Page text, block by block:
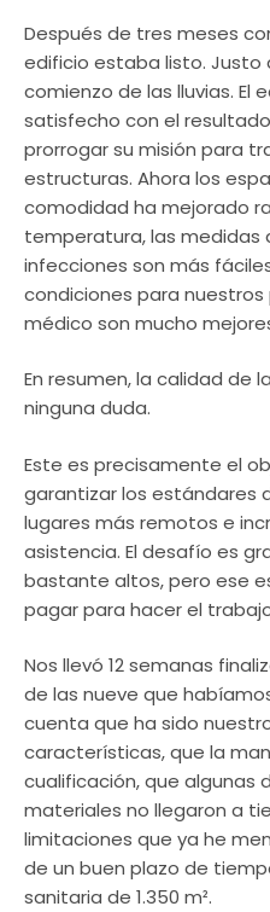
Después de tres meses
edificio estaba listo.
comienzo de las lluvias. El
satisfecho con el
prorrogar su misión para
estructuras. Ahora los
comodidad ha mejorado
temperatura, las medidas
infecciones son más
condiciones para
médico son mucho
En resumen, la calidad de
ninguna duda.
Este es precisamente el
garantizar los estándares
lugares más remotos e
asistencia. El desafío es
bastante altos, pero ese
pagar para hacer el
Nos llevó 12 semanas
de las nueve que
cuenta que ha sido
características, que la
cualificación, que algunas
materiales no llegaron a
limitaciones que ya he
de un buen plazo de
sanitaria de 1.350 m².